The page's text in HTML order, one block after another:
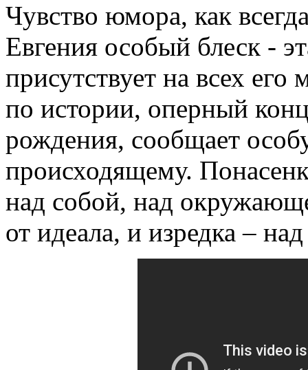
Чувство юмора, как
Евгения особый блеск -
присутствует на всех
по истории, оперный
рождения, сообщает
происходящему.
над собой, над
от идеала, и изредка –